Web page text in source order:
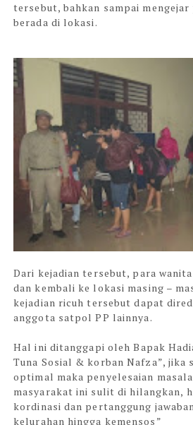
tersebut, bahkan sampai
berada di lokasi.
Dari kejadian tersebut, para
dan kembali ke lokasi masing –
kejadian ricuh tersebut dapat
anggota satpol PP lainnya.
Hal ini ditanggapi oleh Bapak
Tuna Sosial & korban Nafza”, jika
optimal maka penyelesaian
masyarakat ini sulit di hilangkan,
kordinasi dan pertanggung
kelurahan hingga kemensos”